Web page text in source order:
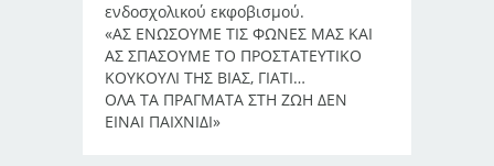
ενδοσχολικού εκφοβισμού.
«ΑΣ ΕΝΩΣΟΥΜΕ ΤΙΣ ΦΩΝΕΣ ΜΑΣ ΚΑΙ
ΑΣ ΣΠΑΣΟΥΜΕ ΤΟ ΠΡΟΣΤΑΤΕΥΤΙΚΟ
ΚΟΥΚΟΥΛΙ ΤΗΣ ΒΙΑΣ, ΓΙΑΤΙ…
ΟΛΑ ΤΑ ΠΡΑΓΜΑΤΑ ΣΤΗ ΖΩΗ ΔΕΝ
ΕΙΝΑΙ ΠΑΙΧΝΙΔΙ»